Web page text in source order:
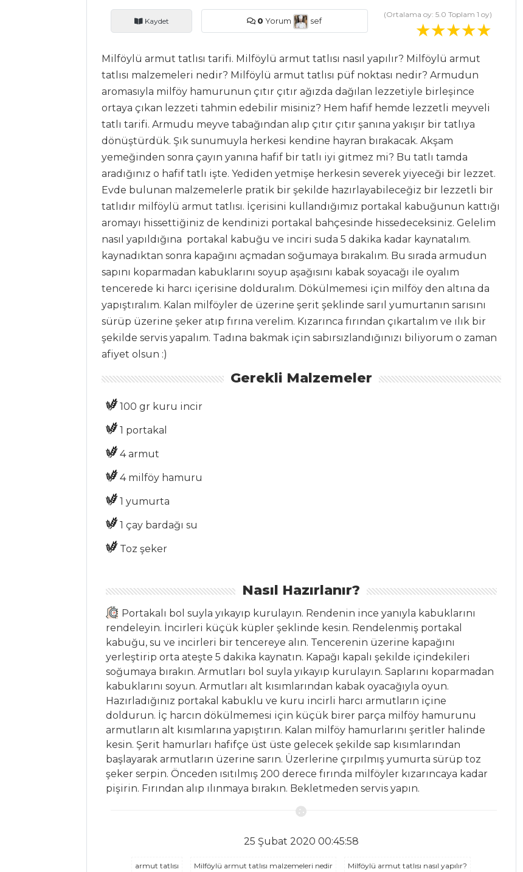
Kategoriler
Yoğurt Soslu
Pesto Soslu
Karabiberli Kalamar
SALATALAR
Parmesanlı Tart
Mahsulleri Salatası
Yeşil Mercimekli
Kabak Ezmeli Ve
Rezeneli Patates
Besleyici Bakliyat
Kaydet 0 Yorum sef
(Ortalama oy: 5.0 Toplam 1 oy)
Milföylü armut tatlısı tarifi. Milföylü armut tatlısı nasıl yapılır? Milföylü armut
tatlısı malzemeleri nedir? Milföylü armut tatlısı püf noktası nedir? Armudun
aromasıyla milföy hamurunun çıtır çıtır ağızda dağılan lezzetiyle birleşince
ortaya çıkan lezzeti tahmin edebilir misiniz? Hem hafif hemde lezzetli meyveli
tatlı tarifi. Armudu meyve tabağından alıp çıtır çıtır şanına yakışır bir tatlıya
dönüştürdük. Şık sunumuyla herkesi kendine hayran bırakacak. Akşam
yemeğinden sonra çayın yanına hafif bir tatlı iyi gitmez mi? Bu tatlı tamda
aradığınız o hafif tatlı işte. Yediden yetmişe herkesin severek yiyeceği bir lezzet.
Evde bulunan malzemelerle pratik bir şekilde hazırlayabileceğiz bir lezzetli bir
tatlıdır milföylü armut tatlısı. İçerisini kullandığımız portakal kabuğunun kattığı
aromayı hissettiğiniz de kendinizi portakal bahçesinde hissedeceksiniz. Gelelim
nasıl yapıldığına portakal kabuğu ve inciri suda 5 dakika kadar kaynatalım.
kaynadıktan sonra kapağını açmadan soğumaya bırakalım. Bu sırada armudun
sapını koparmadan kabuklarını soyup aşağısını kabak soyacağı ile oyalım
tencerede ki harcı içerisine dolduralım. Dökülmemesi için milföy den altına da
yapıştıralım. Kalan milföyler de üzerine şerit şeklinde sarıl yumurtanın sarısını
sürüp üzerine şeker atıp fırına verelim. Kızarınca fırından çıkartalım ve ılık bir
şekilde servis yapalım. Tadına bakmak için sabırsızlandığınızı biliyorum o zaman
afiyet olsun :)
Gerekli Malzemeler
100 gr kuru incir
1 portakal
4 armut
4 milföy hamuru
1 yumurta
1 çay bardağı su
Toz şeker
Nasıl Hazırlanır?
Portakalı bol suyla yıkayıp kurulayın. Rendenin ince yanıyla kabuklarını
rendeleyin. İncirleri küçük küpler şeklinde kesin. Rendelenmiş portakal
kabuğu, su ve incirleri bir tencereye alın. Tencerenin üzerine kapağını
yerleştirip orta ateşte 5 dakika kaynatın. Kapağı kapalı şekilde içindekileri
soğumaya bırakın. Armutları bol suyla yıkayıp kurulayın. Saplarını koparmadan
kabuklarını soyun. Armutları alt kısımlarından kabak oyacağıyla oyun.
Hazırladığınız portakal kabuklu ve kuru incirli harcı armutların içine
doldurun. İç harcın dökülmemesi için küçük birer parça milföy hamurunu
armutların alt kısımlarına yapıştırın. Kalan milföy hamurlarını şeritler halinde
kesin. Şerit hamurları hafifçe üst üste gelecek şekilde sap kısımlarından
başlayarak armutların üzerine sarın. Üzerlerine çırpılmış yumurta sürüp toz
şeker serpin. Önceden ısıtılmış 200 derece fırında milföyler kızarıncaya kadar
pişirin. Fırından alıp ılınmaya bırakın. Bekletmeden servis yapın.
25 Şubat 2020 00:45:58
armut tatlısı Milföylü armut tatlısı malzemeleri nedir Milföylü armut tatlısı nasıl yapılır?